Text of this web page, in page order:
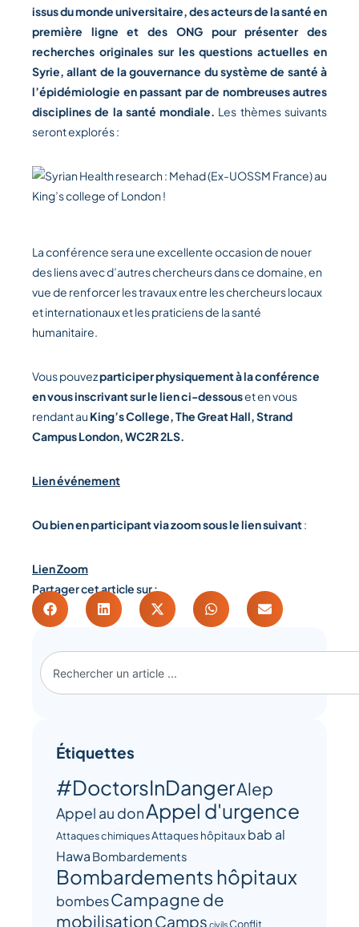
issus du monde universitaire, des acteurs de la santé en
première ligne et des ONG pour présenter des
recherches originales sur les questions actuelles en
Syrie, allant de la gouvernance du système de santé à
l’épidémiologie en passant par de nombreuses autres
disciplines de la santé mondiale. Les thèmes suivants
seront explorés :
La conférence sera une excellente occasion de nouer
des liens avec d’autres chercheurs dans ce domaine, en
vue de renforcer les travaux entre les chercheurs locaux
et internationaux et les praticiens de la santé
humanitaire.
Vous pouvezparticiper physiquement à la conférence
en vous inscrivant sur le lien ci-dessouset en vous
rendant au King’s College, The Great Hall, Strand
Campus London, WC2R 2LS.
Lien événement
Ou bien en participant via zoom sous le lien suivant:
Lien Zoom
Partager cet article sur :
Étiquettes
#DoctorsInDangerAlep
Appel au donAppel d'urgence
Attaques chimiquesAttaques hôpitaux bab al
Hawa Bombardements
Bombardements hôpitaux
bombesCampagne de
mobilisationCamps civilsConflit